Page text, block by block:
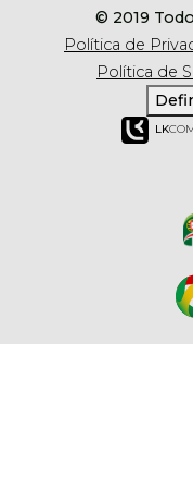
© 2019
Política de
Política de
LK